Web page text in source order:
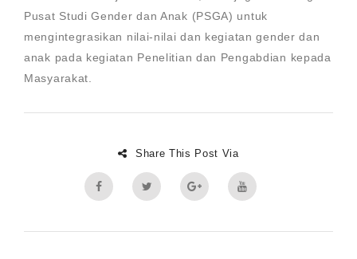
Pusat Studi Gender dan Anak (PSGA) untuk
mengintegrasikan nilai-nilai dan kegiatan gender dan
anak pada kegiatan Penelitian dan Pengabdian kepada
Masyarakat.
Share This Post Via